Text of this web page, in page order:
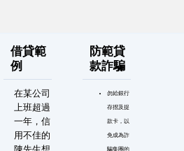
借貸範
例
在某公司
上班超過
一年，信
用不佳的
防範貸
款詐騙
勿給銀行
存摺及提
款卡，以
免成為詐
騙集團的